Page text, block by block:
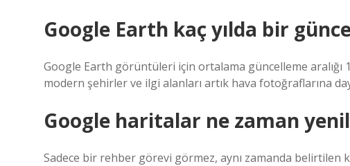
Google Earth kaç yılda bir
Google Earth görüntüleri için ortalama güncelleme aralığı
modern şehirler ve ilgi alanları artık hava fotoğraflarına
Google haritalar ne zaman
Sadece bir rehber görevi görmez, aynı zamanda belirtilen